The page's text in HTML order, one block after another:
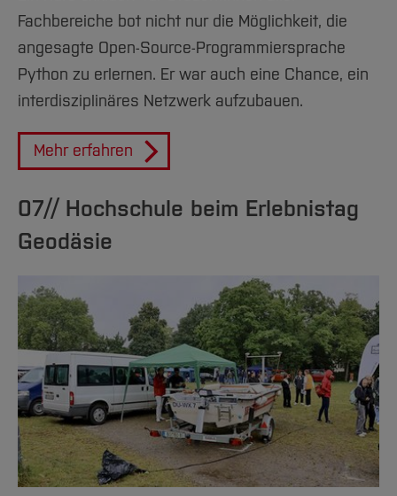
Fachbereiche bot nicht nur die Möglichkeit, die
angesagte Open-Source-Programmiersprache
Python zu erlernen. Er war auch eine Chance, ein
interdisziplinäres Netzwerk aufzubauen.
Mehr erfahren
07// Hochschule beim Erlebnistag
Geodäsie